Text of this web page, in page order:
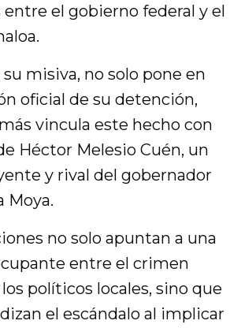
entre el gobierno federal y el
misiva, no solo pone en
oficial de su detención,
vincula este hecho con
Héctor Melesio Cuén, un
y rival del gobernador
Moya.
no solo apuntan a una
entre el crimen
políticos locales, sino que
el escándalo al implicar